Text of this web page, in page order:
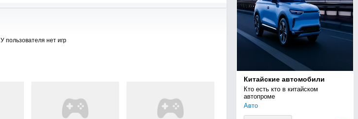
У пользователя нет игр
Китайские автомобили
Кто есть кто в китайском
автопроме
Авто